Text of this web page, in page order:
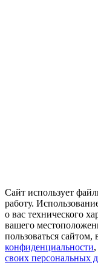
Сайт использует
работу.
о вас технического
вашего
пользоваться сайтом,
конфиденциальности
своих персональных